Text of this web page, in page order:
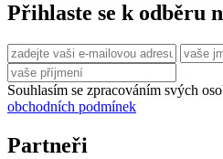
Přihlaste se k odběru
Souhlasím se zpracováním svých
obchodních podmínek
Partneři